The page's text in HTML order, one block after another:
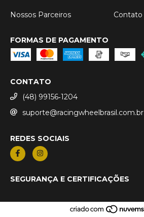
Nossos Parceiros Contato
FORMAS DE PAGAMENTO
CONTATO
(48) 99156‑1204
suporte@racingwheelbrasil.com.br
REDES SOCIAIS
SEGURANÇA E CERTIFICAÇÕES